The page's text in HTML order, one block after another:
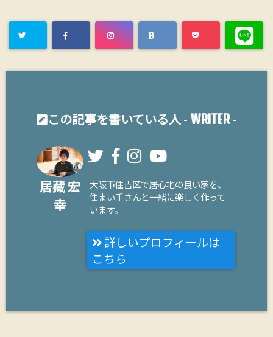
この記事を書いている人 - WRITER-
居藏 宏
幸
大阪市住吉区で居心地の良い家を、
住まい手さんと一緒に楽しく作って
います。
詳しいプロフィールは
こちら